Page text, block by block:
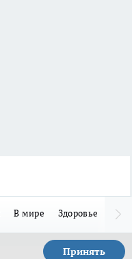
В мире Здоровье
Принять